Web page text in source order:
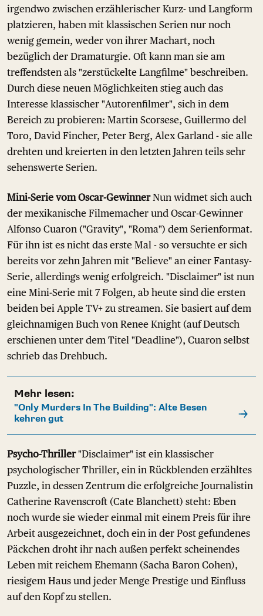
irgendwo zwischen erzählerischer Kurz- und Langform
platzieren, haben mit klassischen Serien nur noch
wenig gemein, weder von ihrer Machart, noch
bezüglich der Dramaturgie. Oft kann man sie am
treffendsten als "zerstückelte Langfilme" beschreiben.
Durch diese neuen Möglichkeiten stieg auch das
Interesse klassischer "Autorenfilmer", sich in dem
Bereich zu probieren: Martin Scorsese, Guillermo del
Toro, David Fincher, Peter Berg, Alex Garland - sie alle
drehten und kreierten in den letzten Jahren teils sehr
sehenswerte Serien.
Mini-Serie vom Oscar-GewinnerNun widmet sich auch
der mexikanische Filmemacher und Oscar-Gewinner
Alfonso Cuaron ("Gravity", "Roma") dem Serienformat.
Für ihn ist es nicht das erste Mal - so versuchte er sich
bereits vor zehn Jahren mit "Believe" an einer Fantasy-
Serie, allerdings wenig erfolgreich. "Disclaimer" ist nun
eine Mini-Serie mit 7 Folgen, ab heute sind die ersten
beiden bei Apple TV+ zu streamen. Sie basiert auf dem
gleichnamigen Buch von Renee Knight (auf Deutsch
erschienen unter dem Titel "Deadline"), Cuaron selbst
schrieb das Drehbuch.
Mehr lesen:
"Only Murders In The Building": Alte Besen
kehren gut
Psycho-Thriller"Disclaimer" ist ein klassischer
psychologischer Thriller, ein in Rückblenden erzähltes
Puzzle, in dessen Zentrum die erfolgreiche Journalistin
Catherine Ravenscroft (Cate Blanchett) steht: Eben
noch wurde sie wieder einmal mit einem Preis für ihre
Arbeit ausgezeichnet, doch ein in der Post gefundenes
Päckchen droht ihr nach außen perfekt scheinendes
Leben mit reichem Ehemann (Sacha Baron Cohen),
riesigem Haus und jeder Menge Prestige und Einfluss
auf den Kopf zu stellen.